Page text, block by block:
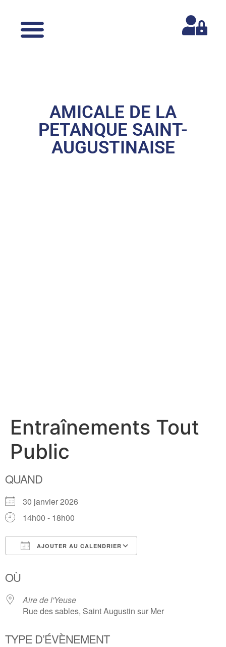
AMICALE DE LA
PETANQUE SAINT-
AUGUSTINAISE
Entraînements Tout
Public
QUAND
30 janvier 2026
14h00 - 18h00
AJOUTER AU CALENDRIER
OÙ
Aire de l'Yeuse
Rue des sables, Saint Augustin sur Mer
TYPE D’ÉVÈNEMENT